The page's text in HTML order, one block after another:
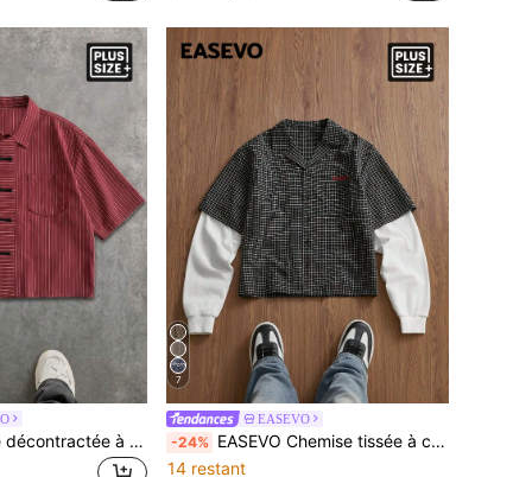
EASEVO Chemise décontractée à manches courtes rayée avec design de boutons de grenouille et poche pour hommes
7
EASEVO
-24% EASEVO Chemise tissée à carreaux brodée de couleur contrastée pour hommes grande taille
14 restant